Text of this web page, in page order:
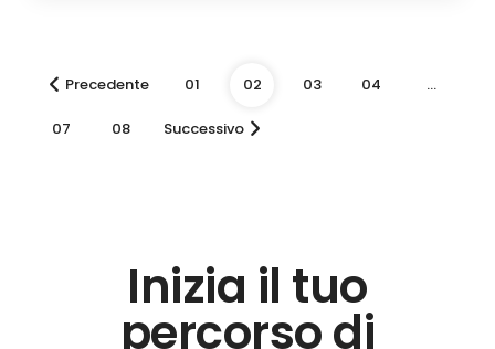
Precedente 01 02 03 04 …
07 08 Successivo
Inizia il tuo
percorso di